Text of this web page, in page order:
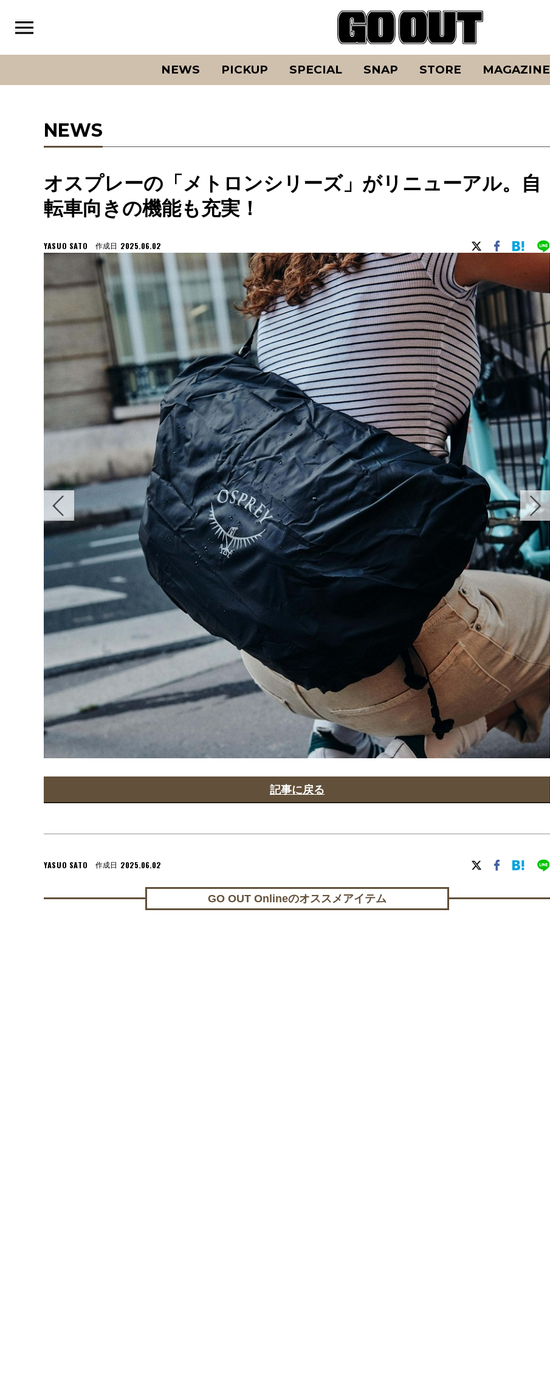
NEWS PICKUP SPECIAL SNAP STORE MAGAZINE
NEWS
オスプレーの「メトロンシリーズ」がリニューアル。自
転車向きの機能も充実！
YASUO SATO 作成日 2025.06.02
記事に戻る
YASUO SATO 作成日 2025.06.02
GO OUT Onlineのオススメアイテム